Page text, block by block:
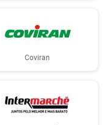
Coviran